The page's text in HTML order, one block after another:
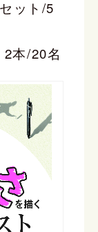
ット/5
/20名